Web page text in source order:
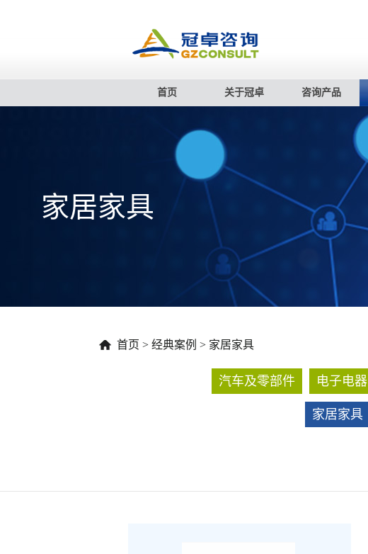
首页 关于冠卓 咨询产品
家居家具
首页 > 经典案例 > 家居家具
汽车及零部件 电子电器
家居家具